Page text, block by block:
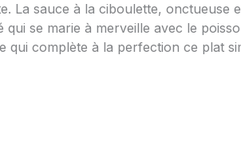
La sauce à la ciboulette, onctueuse
se marie à merveille avec le
qui complète à la perfection ce plat